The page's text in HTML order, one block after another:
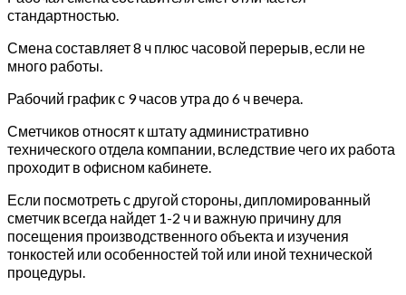
стандартностью.
Смена составляет 8 ч плюс часовой перерыв, если не
много работы.
Рабочий график с 9 часов утра до 6 ч вечера.
Сметчиков относят к штату административно
технического отдела компании, вследствие чего их работа
проходит в офисном кабинете.
Если посмотреть с другой стороны, дипломированный
сметчик всегда найдет 1-2 ч и важную причину для
посещения производственного объекта и изучения
тонкостей или особенностей той или иной технической
процедуры.